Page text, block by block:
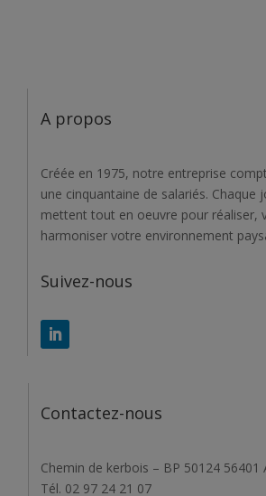
A propos
Créée en 1975, notre entreprise
une cinquantaine de salariés. Chaque
mettent tout en oeuvre pour réaliser,
harmoniser votre environnement
Suivez-nous
Contactez-nous
Chemin de kerbois – BP 50124 56401
Tél. 02 97 24 21 07